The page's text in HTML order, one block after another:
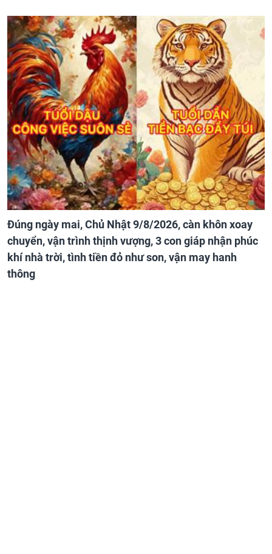
Đúng ngày mai, Chủ Nhật 9/8/2026, càn khôn xoay
chuyển, vận trình thịnh vượng, 3 con giáp nhận phúc
khí nhà trời, tình tiền đỏ như son, vận may hanh
thông